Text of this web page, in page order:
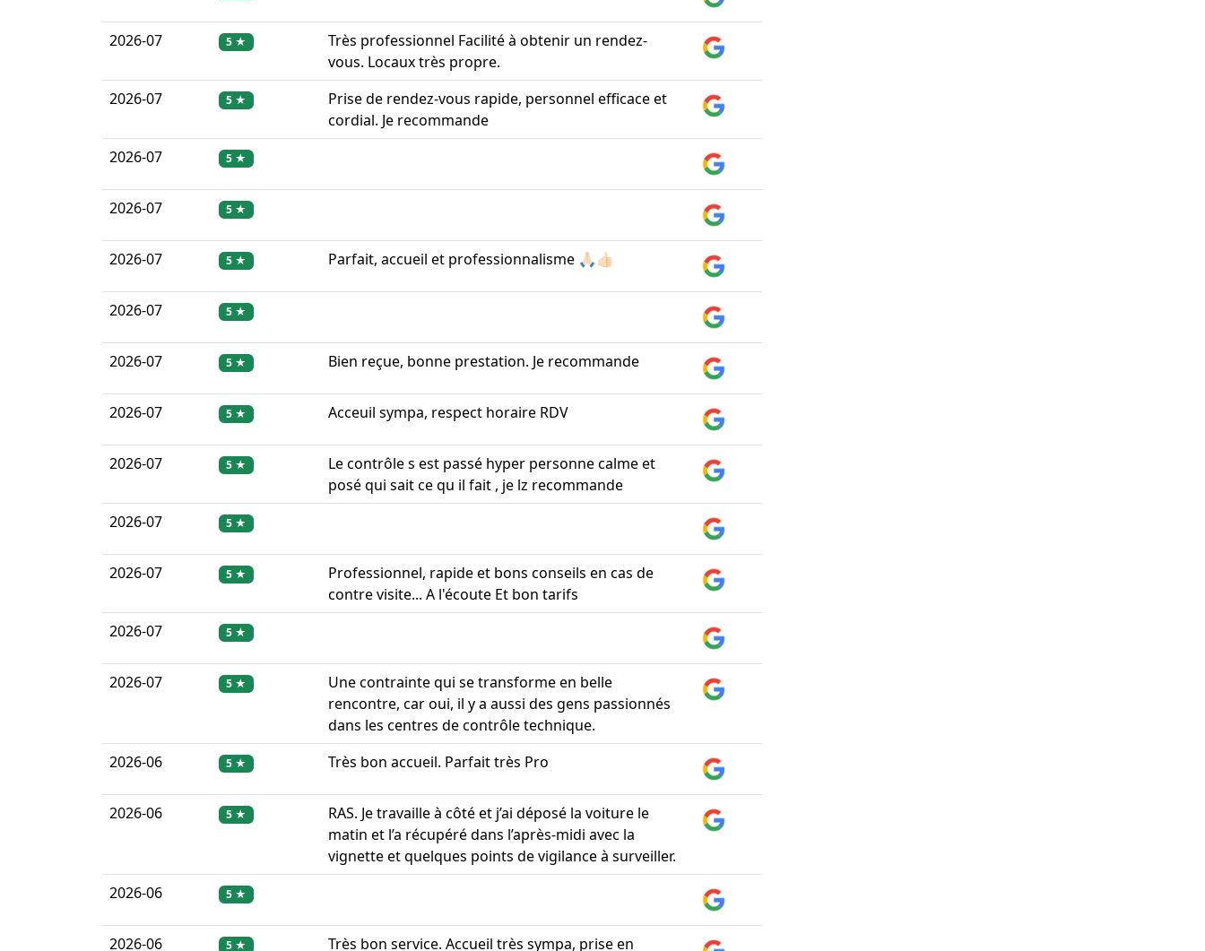
2026-07 5 ★
Très professionnel Facilité à obtenir un rendez-
vous. Locaux très propre.
2026-07
5 ★
Prise de rendez-vous rapide, personnel efficace et
cordial. Je recommande
2026-07
5 ★
2026-07 5 ★
2026-07 5 ★ Parfait, accueil et professionnalisme 🙏🏻👍🏻
2026-07 5 ★
2026-07 5 ★ Bien reçue, bonne prestation. Je recommande
2026-07 5 ★ Acceuil sympa, respect horaire RDV
2026-07 5 ★
Le contrôle s est passé hyper personne calme et
posé qui sait ce qu il fait , je lz recommande
2026-07
5 ★
2026-07 5 ★
Professionnel, rapide et bons conseils en cas de
contre visite... A l'écoute Et bon tarifs
2026-07
5 ★
2026-07 5 ★
Une contrainte qui se transforme en belle
rencontre, car oui, il y a aussi des gens passionnés
dans les centres de contrôle technique.
2026-06
5 ★ Très bon accueil. Parfait très Pro
2026-06 5 ★
RAS. Je travaille à côté et j’ai déposé la voiture le
matin et l’a récupéré dans l’après-midi avec la
vignette et quelques points de vigilance à surveiller.
2026-06
5 ★
2026-06 5 ★ Très bon service. Accueil très sympa, prise en